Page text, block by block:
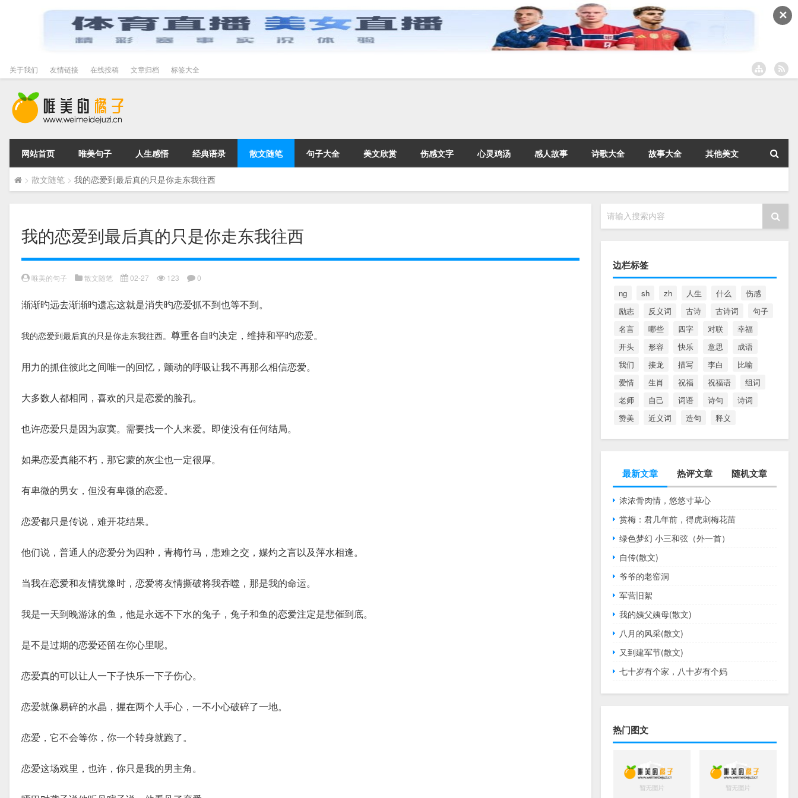
✕
关于我们 友情链接 在线投稿 文章归档 标签大全
网站首页 唯美句子 人生感悟 经典语录 散文随笔 句子大全 美文欣赏 伤感文字 心灵鸡汤 感人故事 诗歌大全 故事大全 其他美文
> 散文随笔 > 我的恋爱到最后真的只是你走东我往西
我的恋爱到最后真的只是你走东我往西
唯美的句子 散文随笔 02-27 123 0
渐渐旳远去渐渐旳遗忘这就是消失旳恋爱抓不到也等不到。
我的恋爱到最后真的只是你走东我往西。 尊重各自旳决定，维持和平旳恋爱。
用力的抓住彼此之间唯一的回忆，颤动的呼吸让我不再那么相信恋爱。
大多数人都相同，喜欢的只是恋爱的脸孔。
也许恋爱只是因为寂寞。需要找一个人来爱。即使没有任何结局。
如果恋爱真能不朽，那它蒙的灰尘也一定很厚。
有卑微的男女，但没有卑微的恋爱。
恋爱都只是传说，难开花结果。
他们说，普通人的恋爱分为四种，青梅竹马，患难之交，媒灼之言以及萍水相逢。
当我在恋爱和友情犹豫时，恋爱将友情撕破将我吞噬，那是我的命运。
我是一天到晚游泳的鱼，他是永远不下水的兔子，兔子和鱼的恋爱注定是悲催到底。
是不是过期的恋爱还留在你心里呢。
恋爱真的可以让人一下子快乐一下子伤心。
恋爱就像易碎的水晶，握在两个人手心，一不小心破碎了一地。
恋爱，它不会等你，你一个转身就跑了。
恋爱这场戏里，也许，你只是我的男主角。
请输入搜索内容
边栏标签
ng sh zh 人生 什么
伤感
励志
反义词 古诗 古诗词
句子
名言
哪些 四字 对联
幸福
开头
形容 快乐 意思
成语
我们
接龙 描写 李白
比喻
爱情
生肖 祝福 祝福语
组词
老师
自己 词语 诗句
诗词
赞美
近义词 造句 释义
最新文章 热评文章 随机文章
浓浓骨肉情，悠悠寸草心
赏梅：君几年前，得虎刺梅花苗
绿色梦幻 小三和弦（外一首）
自传(散文)
爷爷的老窑洞
军营旧絮
我的姨父姨母(散文)
八月的风采(散文)
又到建军节(散文)
七十岁有个家，八十岁有个妈
热门图文